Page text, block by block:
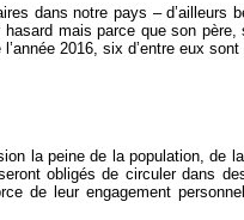
dans notre pays – d’ailleurs
mais parce que son
2016, six d’entre eux
la peine de la population, de
obligés de circuler dans
de leur engagement